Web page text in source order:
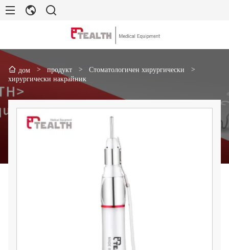
дом > продукт > Стоматологичен хирургически
>
хирургически накрайник